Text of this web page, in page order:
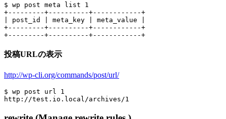
$ wp post meta list 1
+---------+----------+------------+
| post_id | meta_key | meta_value |
+---------+----------+------------+
投稿URLの表示
http://wp-cli.org/commands/post/url/
$ wp post url 1